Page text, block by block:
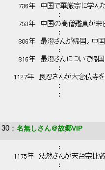
736年　中国で華厳宗に学んだ
：
753年　中国の高僧鑑真が来日
：
806年　最澄さんが帰国。中国
：
816年　最澄さんについで帰国
：
1127年　良忍さんが大念仏寺を
：
：
30 ： 名無しさん＠故郷VIP
：
1175年　法然さんが天台宗比叡
：